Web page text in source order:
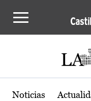
Actualidad
Noticias